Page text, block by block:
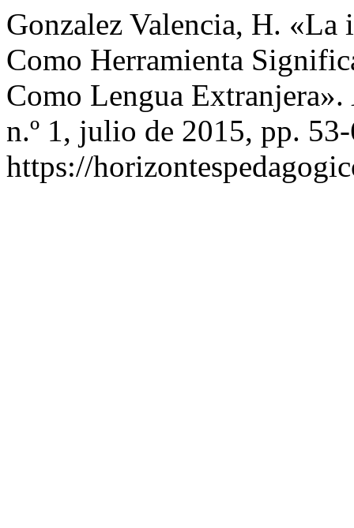
Gonzalez Valencia, H.
Como Herramienta
Como Lengua Extranjera».
n.º 1, julio de 2015, pp.
https://